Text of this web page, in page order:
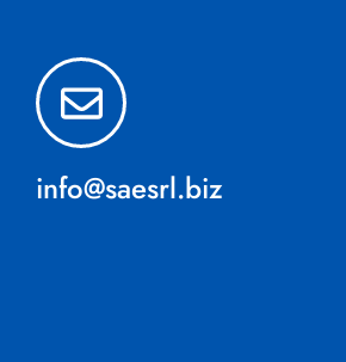
info@saesrl.biz